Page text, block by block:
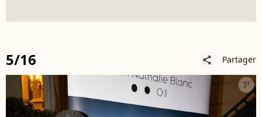
5/16 share Partager